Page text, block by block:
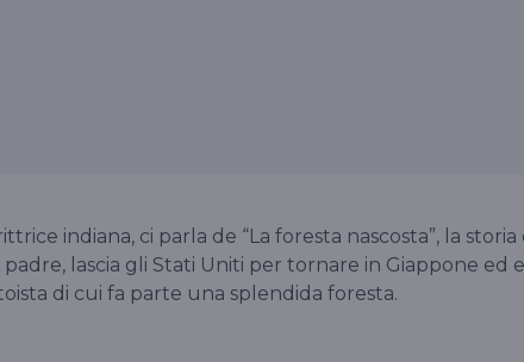
indiana, ci parla de “La foresta nascosta”, la
lascia gli Stati Uniti per tornare in Giappone ed
di cui fa parte una splendida foresta.